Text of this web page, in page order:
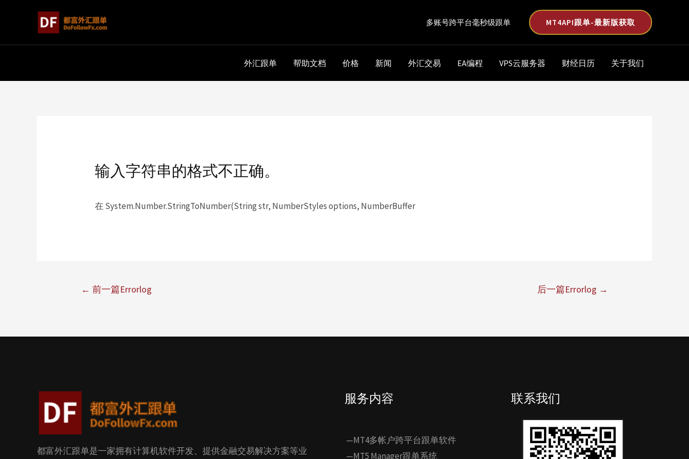
多账号跨平台毫秒级跟单 MT4API跟单-最新版获取
外汇跟单 帮助文档 价格 新闻 外汇交易 EA编程 VPS云服务器 财经日历 关于我们
输入字符串的格式不正确。
在 System.Number.StringToNumber(String str, NumberStyles options, NumberBuffer
← 前一篇Errorlog 后一篇Errorlog →
都富外汇跟单是一家拥有计算机软件开发、提供金融交易解决方案等业
服务内容
—MT4多帐户跨平台跟单软件
—MT5 Manager跟单系统
联系我们